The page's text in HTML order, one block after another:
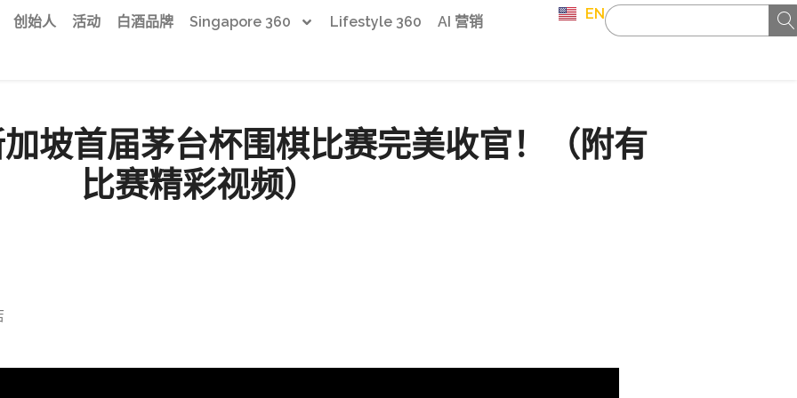
创始人 活动 白酒品牌 Singapore 360 Lifestyle 360 AI 营销 EN
坡首届茅台杯围棋比赛完美收官！（附有
比赛精彩视频）